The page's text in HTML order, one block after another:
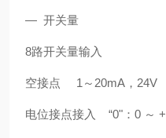
— 开关量
8路开关量输入
空接点 1～20mA，24V
电位接点接入 “0"：0 ～